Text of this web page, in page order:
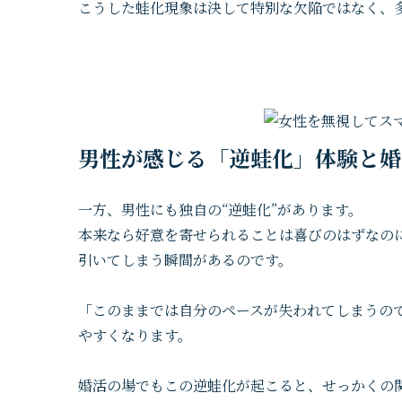
こうした蛙化現象は決して特別な欠陥ではなく
男性が感じる「逆蛙化」体験と
一方、男性にも独自の“逆蛙化”があります。
本来なら好意を寄せられることは喜びのはずな
引いてしまう瞬間があるのです。
「このままでは自分のペースが失われてしまう
やすくなります。
婚活の場でもこの逆蛙化が起こると、せっかく